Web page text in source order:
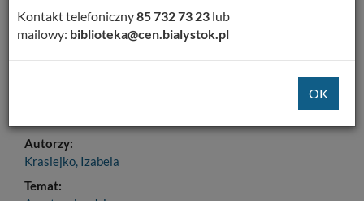
Szczegóły MARC 21
Autorzy:
Krasiejko, Izabela
Temat:
Kontakt telefoniczny85 732 73 23 lub
mailowy: biblioteka@cen.bialystok.pl